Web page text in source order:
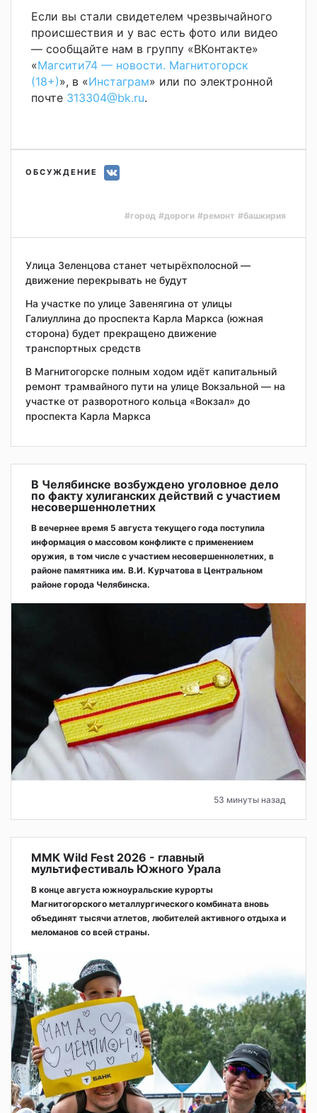
Если вы стали свидетелем чрезвычайного
происшествия и у вас есть фото или видео
— сообщайте нам в группу «ВКонтакте»
«Магсити74 — новости. Магнитогорск
(18+)», в «Инстаграм» или по электронной
почте 313304@bk.ru.
ОБСУЖДЕНИЕ
#город #дороги #ремонт #башкирия
Улица Зеленцова станет четырёхполосной —
движение перекрывать не будут
На участке по улице Завенягина от улицы
Галиуллина до проспекта Карла Маркса (южная
сторона) будет прекращено движение
транспортных средств
В Магнитогорске полным ходом идёт капитальный
ремонт трамвайного пути на улице Вокзальной — на
участке от разворотного кольца «Вокзал» до
проспекта Карла Маркса
В Челябинске возбуждено уголовное дело
по факту хулиганских действий с участием
несовершеннолетних
В вечернее время 5 августа текущего года поступила
информация о массовом конфликте с применением
оружия, в том числе с участием несовершеннолетних, в
районе памятника им. В.И. Курчатова в Центральном
районе города Челябинска.
53 минуты назад
ММК Wild Fest 2026 - главный
мультифестиваль Южного Урала
В конце августа южноуральские курорты
Магнитогорского металлургического комбината вновь
объединят тысячи атлетов, любителей активного отдыха и
меломанов со всей страны.